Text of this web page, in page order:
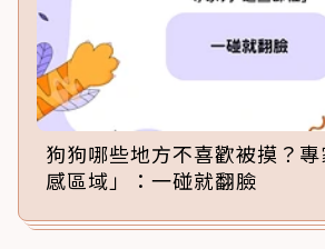
狗狗哪些地方不喜歡被摸？
感區域」：一碰就翻臉